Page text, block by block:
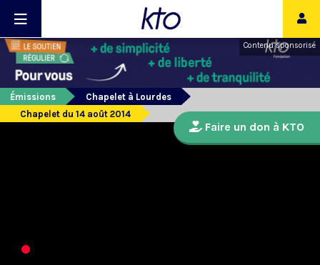
Contenu sponsorisé
Émissions
Chapelet à Lourdes
Chapelet du 14 août 2014
Faire un don à KTO